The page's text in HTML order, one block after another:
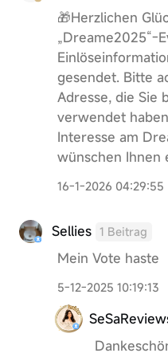
🎁Herzlichen
„Dreame2025“-
gesendet. Bitte
Adresse, die Sie
verwendet
Interesse am
wünschen Ihnen
16-1-2026 04:29:55
Sellies 1 Beitrag
Mein Vote haste
5-12-2025 10:19:13